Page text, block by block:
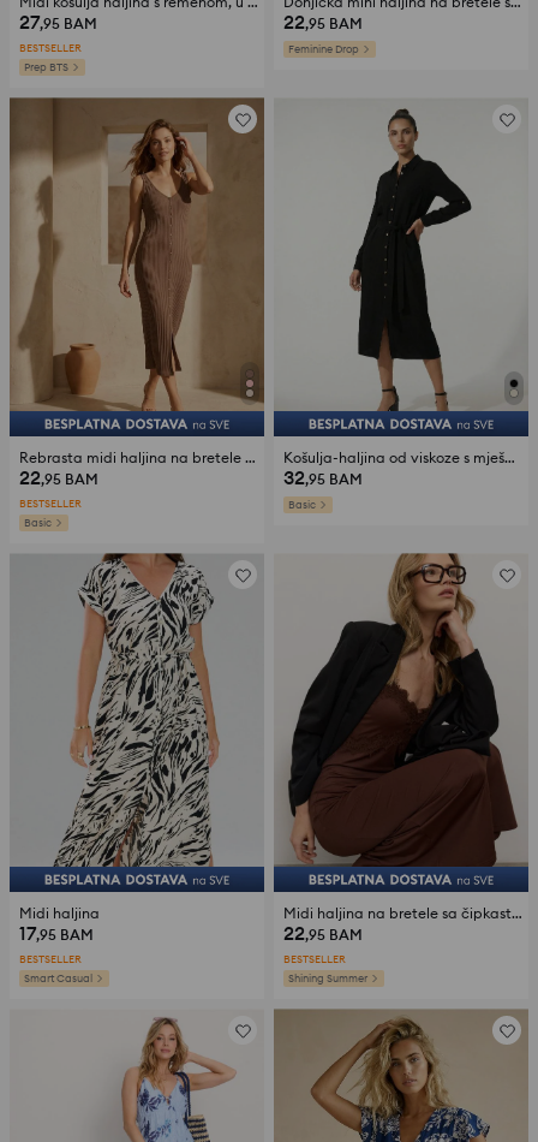
27,95 BAM
BESTSELLER
Prep BTS
22,95 BAM
Feminine Drop
Rebrasta midi haljina na bretele s dodatkom lyocella
22,95 BAM
BESTSELLER
Basic
Košulja-haljina od viskoze s mješavinom lana
32,95 BAM
Basic
Midi haljina
17,95 BAM
BESTSELLER
Smart Casual
Midi haljina na bretele sa čipkastim detaljima
22,95 BAM
BESTSELLER
Shining Summer